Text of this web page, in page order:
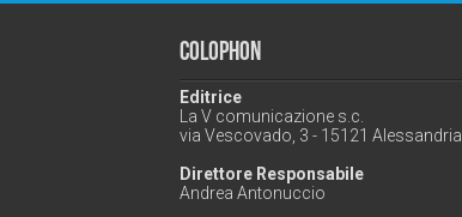
Colophon
Editrice
La V comunicazione s.c.
via Vescovado, 3 - 15121 Alessandria
Direttore Responsabile
Andrea Antonuccio